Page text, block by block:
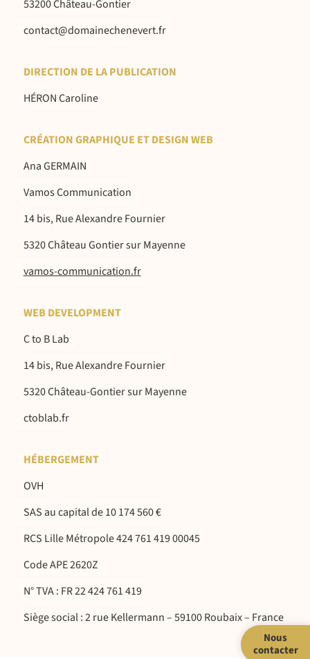
Nous
contacter
RÉSERVATIONS / RENSEIGNEMENTS :
53200 Château-Gontier
contact@domainechenevert.fr
DIRECTION DE LA PUBLICATION
HÉRON Caroline
CRÉATION GRAPHIQUE ET DESIGN WEB
Ana GERMAIN
Vamos Communication
14 bis, Rue Alexandre Fournier
5320 Château Gontier sur Mayenne
vamos-communication.fr
WEB DEVELOPMENT
C to B Lab
14 bis, Rue Alexandre Fournier
5320 Château-Gontier sur Mayenne
ctoblab.fr
HÉBERGEMENT
OVH
SAS au capital de 10 174 560 €
RCS Lille Métropole 424 761 419 00045
Code APE 2620Z
N° TVA : FR 22 424 761 419
Siège social : 2 rue Kellermann – 59100 Roubaix – France